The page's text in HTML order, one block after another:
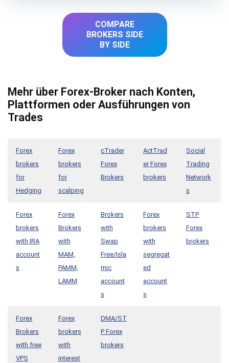
COMPARE
BROKERS SIDE
BY SIDE
Mehr über Forex-Broker nach Konten,
Plattformen oder Ausführungen von
Trades
Forex
brokers
for
Hedging
Forex
brokers
for
scalping
cTrader
Forex
Brokers
ActTrad
er Forex
brokers
Social
Trading
Network
s
Forex
brokers
with IRA
account
s
Forex
Brokers
with
MAM,
PAMM,
LAMM
Brokers
with
Swap
Free/Isla
mic
account
s
Forex
brokers
with
segregat
ed
account
s
STP
Forex
brokers
Forex
Brokers
with free
VPS
Forex
brokers
with
interest
DMA/ST
P Forex
brokers